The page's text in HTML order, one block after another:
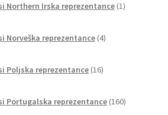
Northern Irska reprezentance 1izdelek
Norveška reprezentance 4izdelki
Poljska reprezentance 16izdelkov
Portugalska reprezentance 160izdelkov